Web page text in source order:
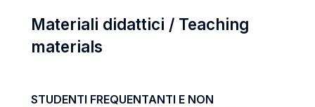
Materiali didattici / Teaching
materials
STUDENTI FREQUENTANTI E NON